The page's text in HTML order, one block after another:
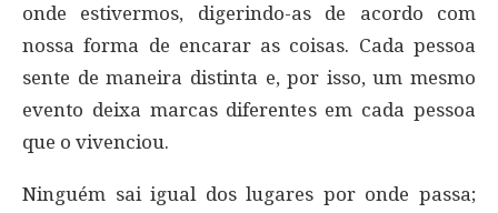
onde estivermos, digerindo-as de acordo com
nossa forma de encarar as coisas. Cada pessoa
sente de maneira distinta e, por isso, um mesmo
evento deixa marcas diferentes em cada pessoa
que o vivenciou.
Ninguém sai igual dos lugares por onde passa;